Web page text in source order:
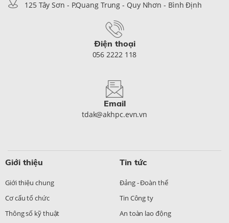
125 Tây Sơn - P.Quang Trung - Quy Nhơn - Bình Định
Điện thoại
056 2222 118
Email
tdak@akhpc.evn.vn
Giới thiệu
Giới thiệu chung
Cơ cấu tổ chức
Thông số kỹ thuật
Tin tức
Đảng - Đoàn thể
Tin Công ty
An toàn lao động